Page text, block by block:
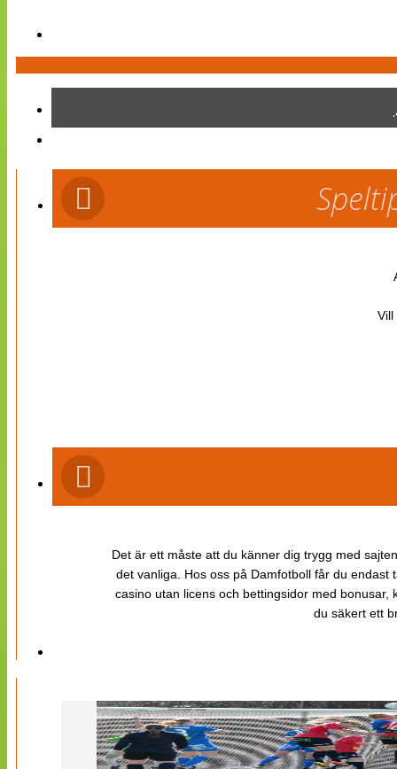
Vill
Det är ett måste att du känner dig trygg med
det vanliga. Hos oss på Damfotboll får du
casino utan licens och bettingsidor med
du säkert ett